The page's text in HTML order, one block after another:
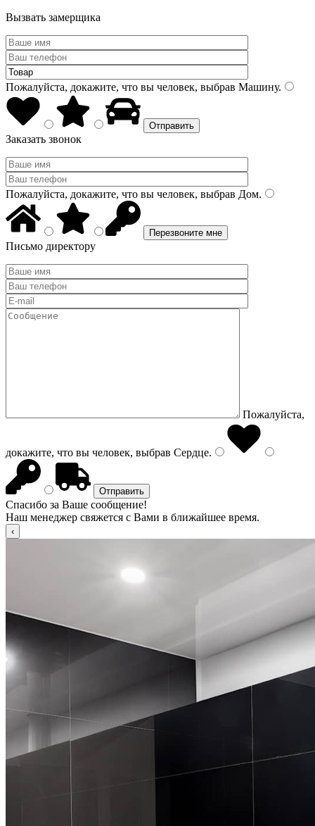
Вызвать замерщика
Пожалуйста, докажите, что вы человек, выбрав Машину.
Заказать звонок
Пожалуйста, докажите, что вы человек, выбрав Дом.
Письмо директору
Пожалуйста,
докажите, что вы человек, выбрав Сердце.
Спасибо за Ваше сообщение!
Наш менеджер свяжется с Вами в ближайшее время.